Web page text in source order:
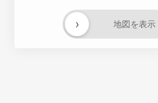
地図を表示
›